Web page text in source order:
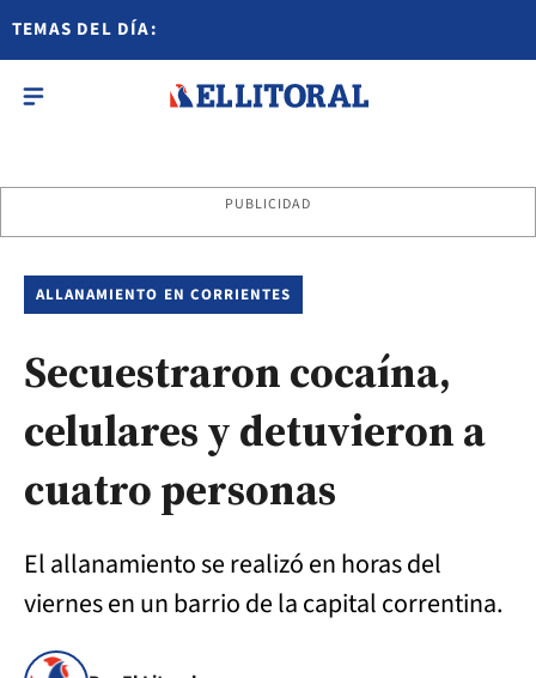
TEMAS DEL DÍA:
PUBLICIDAD
ALLANAMIENTO EN CORRIENTES
Secuestraron cocaína,
celulares y detuvieron a
cuatro personas
El allanamiento se realizó en horas del
viernes en un barrio de la capital correntina.